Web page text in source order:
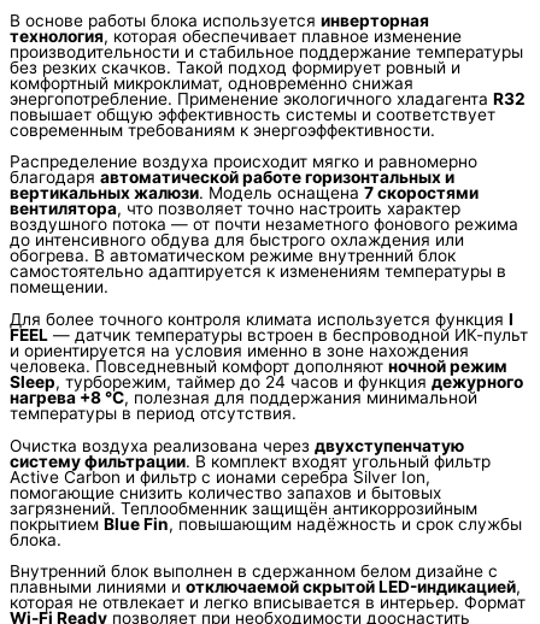
В основе работы блока используется инверторная
технология, которая обеспечивает плавное изменение
производительности и стабильное поддержание температуры
без резких скачков. Такой подход формирует ровный и
комфортный микроклимат, одновременно снижая
энергопотребление. Применение экологичного хладагента R32
повышает общую эффективность системы и соответствует
современным требованиям к энергоэффективности.
Распределение воздуха происходит мягко и равномерно
благодаря автоматической работе горизонтальных и
вертикальных жалюзи. Модель оснащена 7 скоростями
вентилятора, что позволяет точно настроить характер
воздушного потока — от почти незаметного фонового режима
до интенсивного обдува для быстрого охлаждения или
обогрева. В автоматическом режиме внутренний блок
самостоятельно адаптируется к изменениям температуры в
помещении.
Для более точного контроля климата используется функция I
FEEL — датчик температуры встроен в беспроводной ИК-пульт
и ориентируется на условия именно в зоне нахождения
человека. Повседневный комфорт дополняют ночной режим
Sleep, турборежим, таймер до 24 часов и функция дежурного
нагрева +8 °C, полезная для поддержания минимальной
температуры в период отсутствия.
Очистка воздуха реализована через двухступенчатую
систему фильтрации. В комплект входят угольный фильтр
Active Carbon и фильтр с ионами серебра Silver Ion,
помогающие снизить количество запахов и бытовых
загрязнений. Теплообменник защищён антикоррозийным
покрытием Blue Fin, повышающим надёжность и срок службы
блока.
Внутренний блок выполнен в сдержанном белом дизайне с
плавными линиями и отключаемой скрытой LED-индикацией,
которая не отвлекает и легко вписывается в интерьер. Формат
Wi-Fi Ready позволяет при необходимости дооснастить